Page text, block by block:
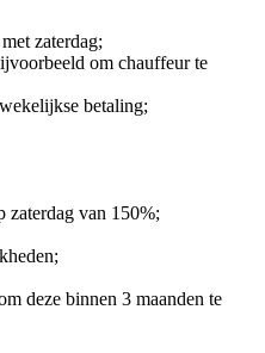
zaterdag;
om chauffeur te
betaling;
zaterdag van 150%;
deze binnen 3 maanden te